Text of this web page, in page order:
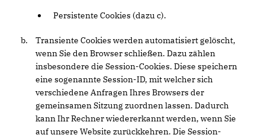
Persistente Cookies (dazu c).
Transiente Cookies werden automatisiert gelöscht,
wenn Sie den Browser schließen. Dazu zählen
insbesondere die Session-Cookies. Diese speichern
eine sogenannte Session-ID, mit welcher sich
verschiedene Anfragen Ihres Browsers der
gemeinsamen Sitzung zuordnen lassen. Dadurch
kann Ihr Rechner wiedererkannt werden, wenn Sie
auf unsere Website zurückkehren. Die Session-